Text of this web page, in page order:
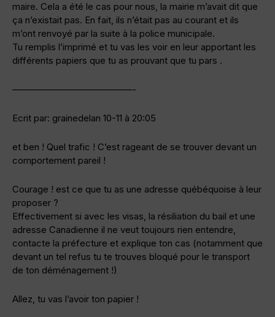
maire. Cela a été le cas pour nous, la mairie m’avait dit que
ça n’existait pas. En fait, ils n’était pas au courant et ils
m’ont renvoyé par la suite à la police municipale.
Tu remplis l’imprimé et tu vas les voir en leur apportant les
différents papiers que tu as prouvant que tu pars .
—————————————-
Ecrit par: grainedelan 10-11 à 20:05
et ben ! Quel trafic ! C’est rageant de se trouver devant un
comportement pareil !
Courage ! est ce que tu as une adresse québéquoise à leur
proposer ?
Effectivement si avec les visas, la résiliation du bail et une
adresse Canadienne il ne veut toujours rien entendre,
contacte la préfecture et explique ton cas (notamment que
devant un tel refus tu te trouves bloqué pour le transport
de ton déménagement !)
Allez, tu vas l’avoir ton papier !